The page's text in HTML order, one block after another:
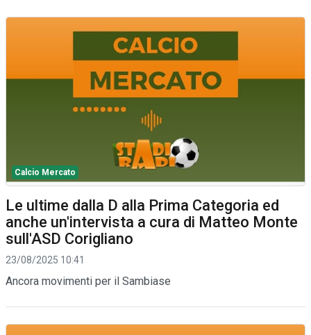
Calcio Mercato
Le ultime dalla D alla Prima Categoria ed
anche un'intervista a cura di Matteo Monte
sull'ASD Corigliano
23/08/2025 10:41
Ancora movimenti per il Sambiase